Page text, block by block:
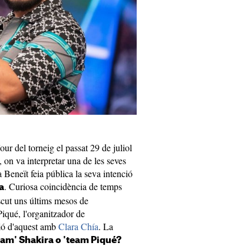
del torneig el passat 29 de juliol
va interpretar una de les seves
Beneït feia pública la seva intenció
. Curiosa coincidència de temps
uns últims mesos de
l'organitzador de
d'aquest ambClara Chía. La
Shakira o 'team Piqué?